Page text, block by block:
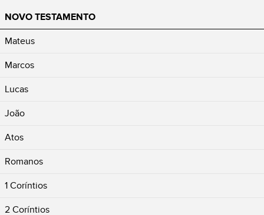
NOVO TESTAMENTO
Mateus
Marcos
Lucas
João
Atos
Romanos
1 Coríntios
2 Coríntios